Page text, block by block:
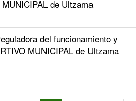
de Ultzama
del funcionamiento y
MUNICIPAL de Ultzama